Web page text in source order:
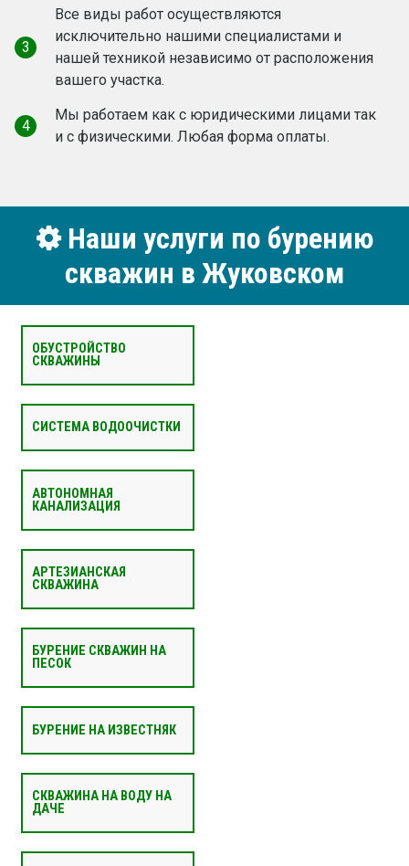
3
Все виды работ осуществляются
исключительно нашими специалистами и
нашей техникой независимо от расположения
вашего участка.
4
Мы работаем как c юридическими лицами так
и с физическими. Любая форма оплаты.
Наши услуги по бурению
скважин в Жуковском
ОБУСТРОЙСТВО
СКВАЖИНЫ
СИСТЕМА ВОДООЧИСТКИ
АВТОНОМНАЯ
КАНАЛИЗАЦИЯ
АРТЕЗИАНСКАЯ
СКВАЖИНА
БУРЕНИЕ СКВАЖИН НА
ПЕСОК
БУРЕНИЕ НА ИЗВЕСТНЯК
СКВАЖИНА НА ВОДУ НА
ДАЧЕ